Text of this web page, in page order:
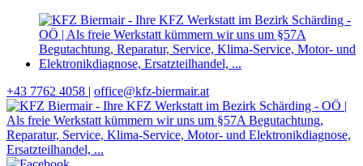
+43 7762 4058 | office@kfz-biermair.at